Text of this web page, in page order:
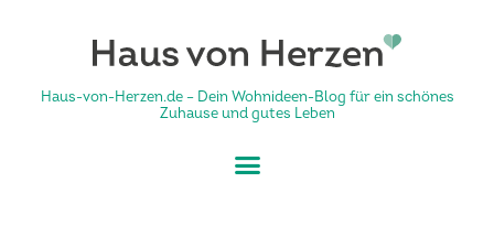
Haus-von-Herzen.de – Dein Wohnideen-Blog für ein schönes
Zuhause und gutes Leben